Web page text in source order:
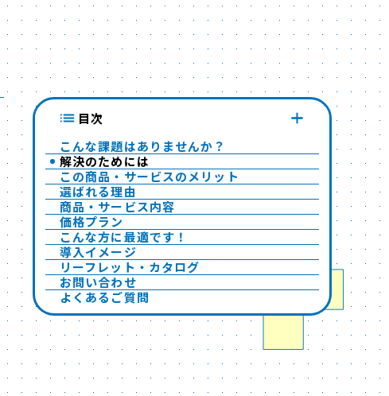
目次
こんな課題はありませんか？
解決のためには
この商品・サービスのメリット
選ばれる理由
商品・サービス内容
価格プラン
こんな方に最適です！
導入イメージ
リーフレット・カタログ
お問い合わせ
よくあるご質問